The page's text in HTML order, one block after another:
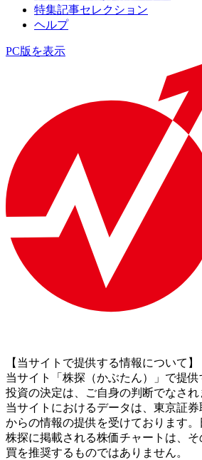
特集記事セレクション
ヘルプ
PC版を表示
【当サイトで提供する情報について】
当サイト「株探（かぶたん）」で提
投資の決定は、ご自身の判断でなさ
当サイトにおけるデータは、東京証券
からの情報の提供を受けております
株探に掲載される株価チャートは、
買を推奨するものではありません。